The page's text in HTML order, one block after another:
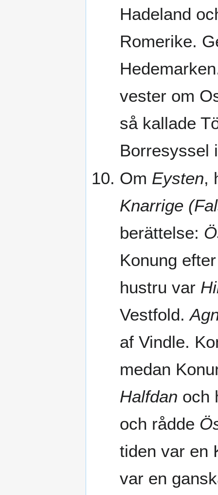
Hadeland
Romerike.
vester om
så kallade
Borresyssel
Om Eysten,
Knarrige
berättelse:
Konung
hustru var
Vestfold.
af Vindle.
medan
Halfdan och
och rådde
tiden var en
var en